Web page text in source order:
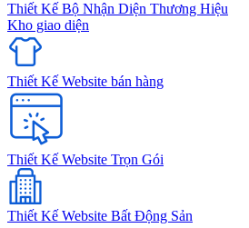
Thiết Kế Bộ Nhận Diện Thương Hiệu
Kho giao diện
Thiết Kế Website bán hàng
Thiết Kế Website Trọn Gói
Thiết Kế Website Bất Động Sản